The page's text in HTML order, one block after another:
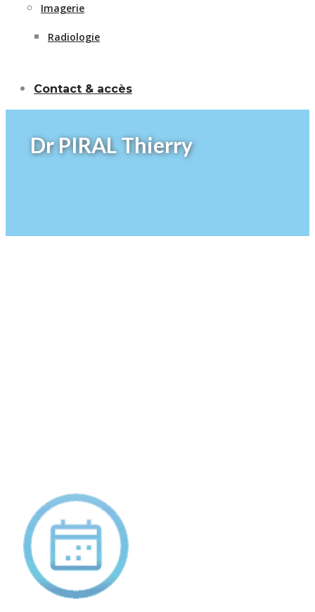
Imagerie
Radiologie
Contact & accès
Dr PIRAL Thierry